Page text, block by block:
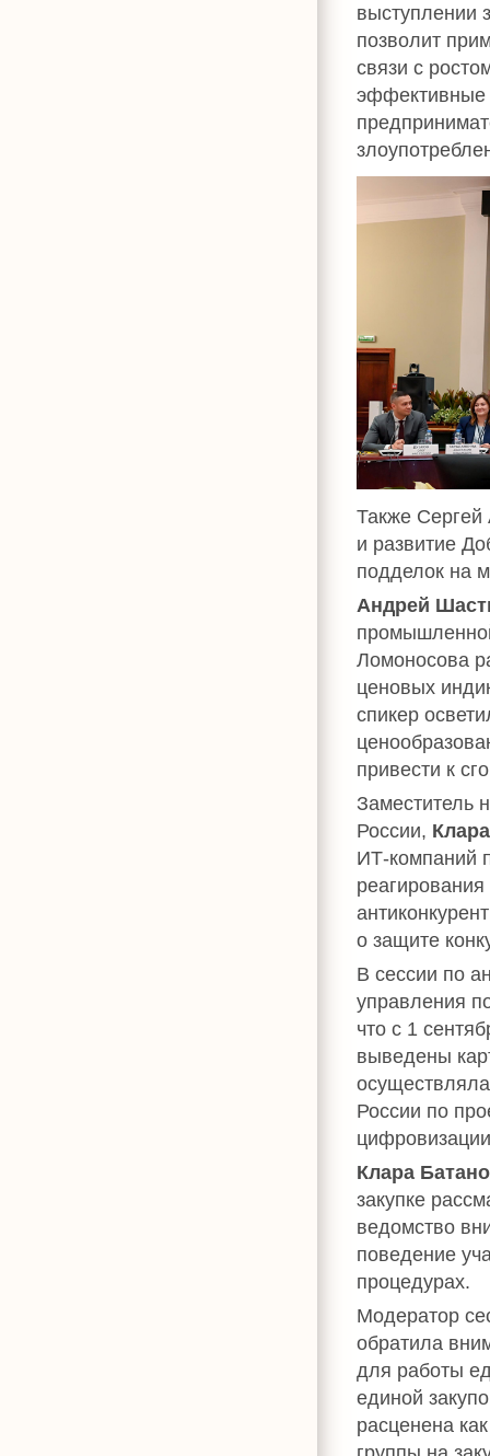
выступлении
позволит
связи с
эффективные
Также Сергей
и развитие
подделок на
Андрей
Ломоносова
ценовых
спикер
привести к
Заместитель
России,
ИТ-компаний
о защите
В сессии по
управления
что с 1
выведены
России по
Клара
закупке
ведомство
поведение
процедурах.
Модератор
обратила
для работы
единой
расценена